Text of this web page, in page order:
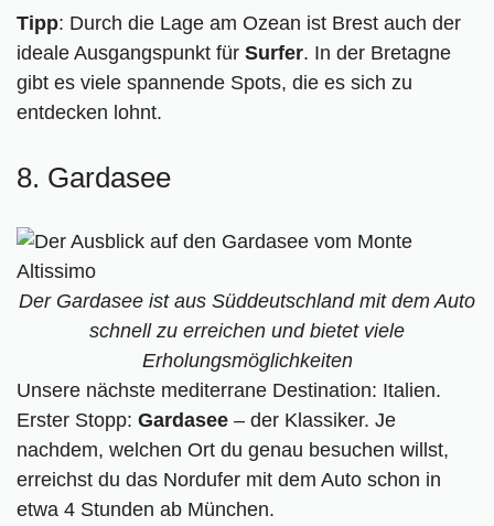
Tipp: Durch die Lage am Ozean ist Brest auch der
ideale Ausgangspunkt für Surfer. In der Bretagne
gibt es viele spannende Spots, die es sich zu
entdecken lohnt.
8. Gardasee
Der Gardasee ist aus Süddeutschland mit dem Auto
schnell zu erreichen und bietet viele
Erholungsmöglichkeiten
Unsere nächste mediterrane Destination: Italien.
Erster Stopp: Gardasee – der Klassiker. Je
nachdem, welchen Ort du genau besuchen willst,
erreichst du das Nordufer mit dem Auto schon in
etwa 4 Stunden ab München.